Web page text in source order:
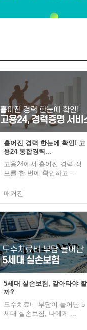
흩어진 경력 한눈에 확인! 고
용24 통합경력...
고용24에서 흩어진 경력 정
보를 한 번에 확인하고 ...
매거진
5세대 실손보험, 갈아타야 할
까?
도수치료비 부담이 늘어난 5
세대 실손보험, 나에게 ...